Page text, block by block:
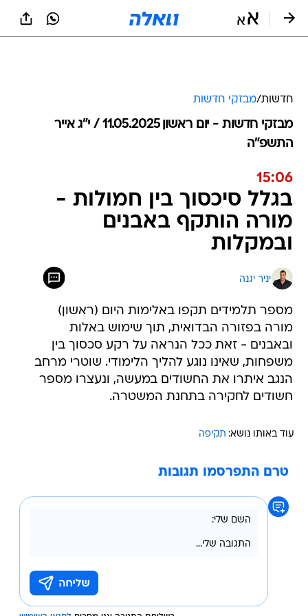
חדשות/מבזקי חדשות
מבזקי חדשות - יום ראשון 11.05.2025 / י״ג אייר
התשפ"ה
15:06
בגלל סיכסוך בין חמולות -
מורה הותקף באבנים
ובמקלות
יניר יגנה
מספר תלמידים תקפו באלימות היום (ראשון)
מורה בפזורה הבדואית, תוך שימוש באלות
ובאבנים - זאת ככל הנראה על רקע סכסוך בין
משפחות, שאינו נוגע להליך הלימודי. שוטרי מרחב
הנגב איתרו את החשודים במעשה, ונעצרו מספר
חשודים לחקירה בתחנת המשטרה.
עוד באותו נושא: תקיפה
טרם התפרסמו תגובות